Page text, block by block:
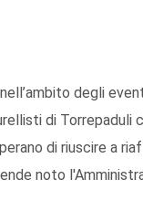
degli
di Torrepaduli
di riuscire a
noto